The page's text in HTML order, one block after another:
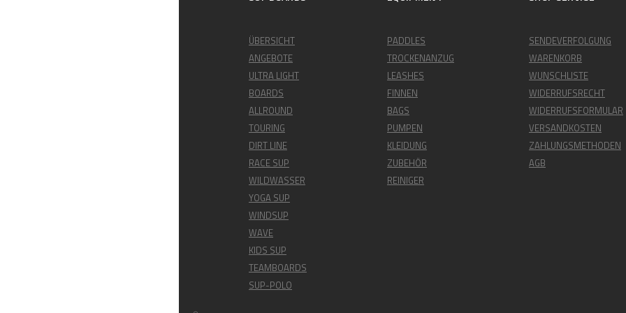
ÜBERSICHT
ANGEBOTE
ULTRA LIGHT
BOARDS
ALLROUND
TOURING
DIRT LINE
RACE SUP
WILDWASSER
YOGA SUP
WINDSUP
WAVE
KIDS SUP
TEAMBOARDS
SUP-POLO
PADDLES
TROCKENANZUG
LEASHES
FINNEN
BAGS
PUMPEN
KLEIDUNG
ZUBEHÖR
REINIGER
SENDEVERFOLGUNG
WARENKORB
WUNSCHLISTE
WIDERRUFSRECHT
WIDERRUFSFORMULAR
VERSANDKOSTEN
ZAHLUNGSMETHODEN
AGB